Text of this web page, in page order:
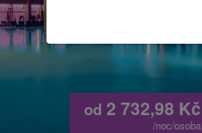
od 2 732,98 Kč
/noc/osoba